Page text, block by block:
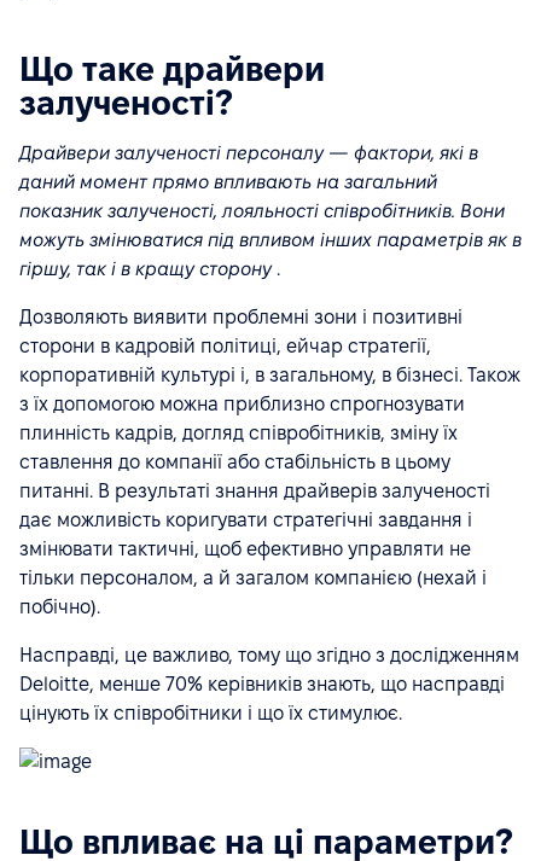
Що таке драйвери
залученості?
Драйвери залученості персоналу — фактори, які в
даний момент прямо впливають на загальний
показник залученості, лояльності співробітників. Вони
можуть змінюватися під впливом інших параметрів як в
гіршу, так і в кращу сторону.
Дозволяють виявити проблемні зони і позитивні
сторони в кадровій політиці, ейчар стратегії,
корпоративній культурі і, в загальному, в бізнесі. Також
з їх допомогою можна приблизно спрогнозувати
плинність кадрів, догляд співробітників, зміну їх
ставлення до компанії або стабільність в цьому
питанні. В результаті знання драйверів залученості
дає можливість коригувати стратегічні завдання і
змінювати тактичні, щоб ефективно управляти не
тільки персоналом, а й загалом компанією (нехай і
побічно).
Насправді, це важливо, тому що згідно з дослідженням
Deloitte, менше 70% керівників знають, що насправді
цінують їх співробітники і що їх стимулює.
Що впливає на ці параметри?